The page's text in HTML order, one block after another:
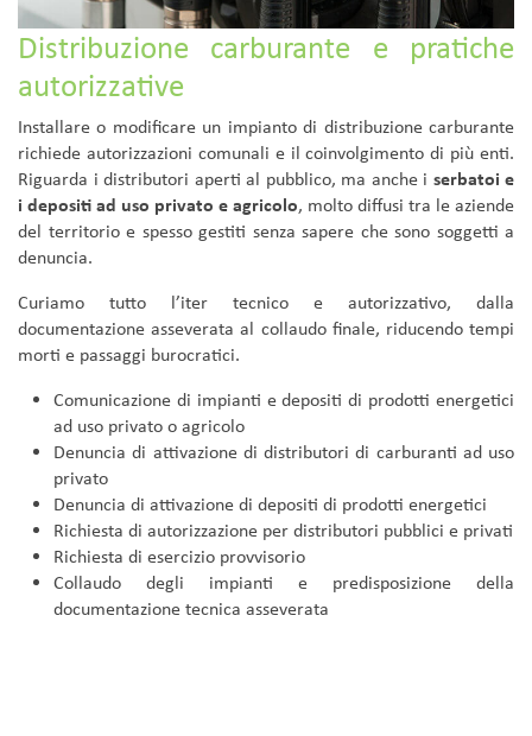
Distribuzione carburante e pratiche
autorizzative
Installare o modificare un impianto di distribuzione carburante
richiede autorizzazioni comunali e il coinvolgimento di più enti.
Riguarda i distributori aperti al pubblico, ma anche i serbatoi e
i depositi ad uso privato e agricolo, molto diffusi tra le aziende
del territorio e spesso gestiti senza sapere che sono soggetti a
denuncia.
Curiamo tutto l’iter tecnico e autorizzativo, dalla
documentazione asseverata al collaudo finale, riducendo tempi
morti e passaggi burocratici.
Comunicazione di impianti e depositi di prodotti energetici
ad uso privato o agricolo
Denuncia di attivazione di distributori di carburanti ad uso
privato
Denuncia di attivazione di depositi di prodotti energetici
Richiesta di autorizzazione per distributori pubblici e privati
Richiesta di esercizio provvisorio
Collaudo degli impianti e predisposizione della
documentazione tecnica asseverata